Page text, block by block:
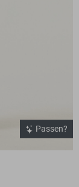
Passen?